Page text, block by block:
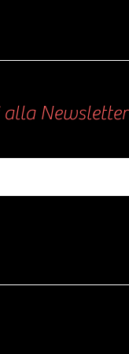
alla Newsletter